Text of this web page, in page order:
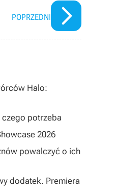
POPRZEDNI
Halo:
czego potrzeba
2026
powalczyć o ich
dodatek. Premiera